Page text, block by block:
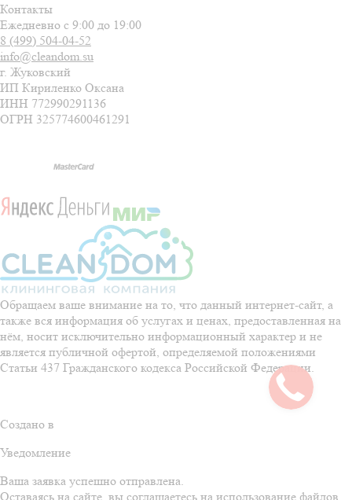
Контакты
Ежедневно с 9:00 до 19:00
8 (499) 504-04-52
info@cleandom.su
г. Жуковский
ИП Кириленко Оксана
ИНН 772990291136
ОГРН 325774600461291
Обращаем ваше внимание на то, что данный интернет-сайт, а
также вся информация об услугах и ценах, предоставленная на
нём, носит исключительно информационный характер и не
является публичной офертой, определяемой положениями
Статьи 437 Гражданского кодекса Российской Федерации.
Создано в
Уведомление
Ваша заявка успешно отправлена.
Оставаясь на сайте, вы соглашаетесь на использование файлов